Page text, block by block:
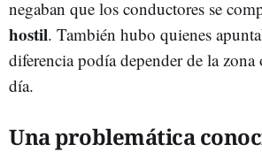
negaban que los conductores se
hostil. También hubo quienes
diferencia podía depender de la
día.
Una problemática